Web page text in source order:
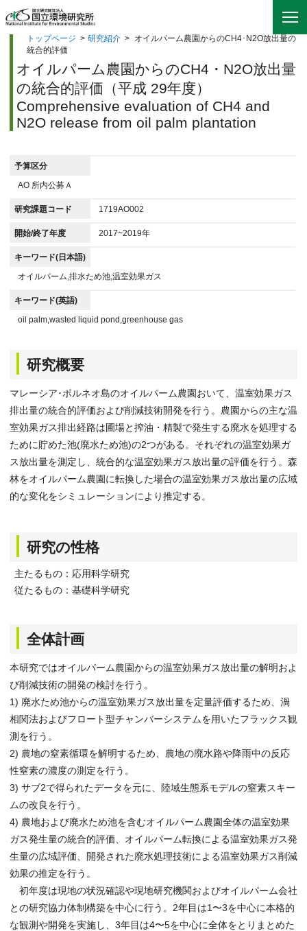
トップページ > 研究紹介 > オイルパーム農園からのCH4･N2O放出量の
統合的評価
オイルパーム農園からのCH4・N2O放出量
の統合的評価（平成 29年度）
Comprehensive evaluation of CH4 and
N2O release from oil palm plantation
予算区分
AO 所内公募Ａ
研究課題コード 1719AO002
開始/終了年度 2017~2019年
キーワード(日本語)
オイルパーム,排水ため池,温室効果ガス
キーワード(英語)
oil palm,wasted liquid pond,greenhouse gas
研究概要
マレーシア･ボルネオ島のオイルパーム農園おいて、温室効果ガス
排出量の統合的評価および削減技術開発を行う。農園からの主な温
室効果ガス排出経路は圃場と搾油・精製で発生する廃水を処理する
ために貯めた池(廃水ため池)の2つがある。それぞれの温室効果ガ
ス放出量を測定し、統合的な温室効果ガス放出量の評価を行う。森
林をオイルパーム農園に転換した場合の温室効果ガス放出量の広域
的な変化をシミュレーションにより推定する。
研究の性格
主たるもの：応用科学研究
従たるもの：基礎科学研究
全体計画
本研究ではオイルパーム農園からの温室効果ガス放出量の解明およ
び削減技術の開発の検討を行う。
1) 廃水ため池からの温室効果ガス放出量を定量評価するため、渦
相関法およびフロート型チャンバーシステムを用いたフラックス観
測を行う。
2) 農地の窒素循環を解明するため、農地の廃水路や降雨中の反応
性窒素の濃度の測定を行う。
3) サブ2で得られたデータを元に、陸域生態系モデルの窒素スキー
ムの改良を行う。
4) 農地および廃水ため池を含むオイルパーム農園全体の温室効果
ガス発生量の統合的評価、オイルパーム転換による温室効果ガス発
生量の広域評価、開発された廃水処理技術による温室効果ガス削減
効果の推定を行う。
初年度は現地の状況確認や現地研究機関およびオイルパーム会社
との研究協力体制構築を中心に行う。2年目は1〜3を中心に本格的
な観測や開発を実施し、3年目は4〜5を中心に全体をとりまとめた